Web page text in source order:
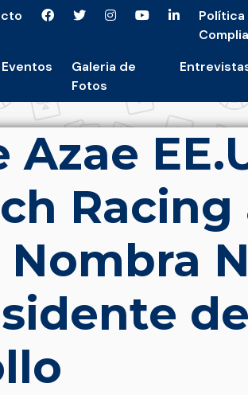
Política
Eventos
Galeria de
Fotos
Azae
Racing